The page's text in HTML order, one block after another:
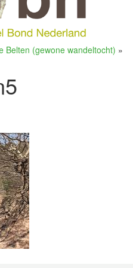
Belten (gewone wandeltocht) »